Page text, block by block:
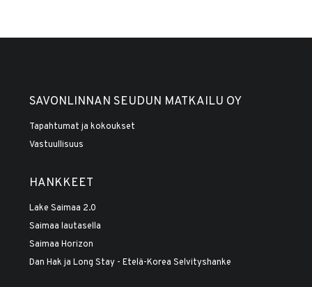
SAVONLINNAN SEUDUN MATKAILU OY
Tapahtumat ja kokoukset
Vastuullisuus
HANKKEET
Lake Saimaa 2.0
Saimaa lautasella
Saimaa Horizon
Dan Hak ja Long Stay - Etelä-Korea Selvityshanke